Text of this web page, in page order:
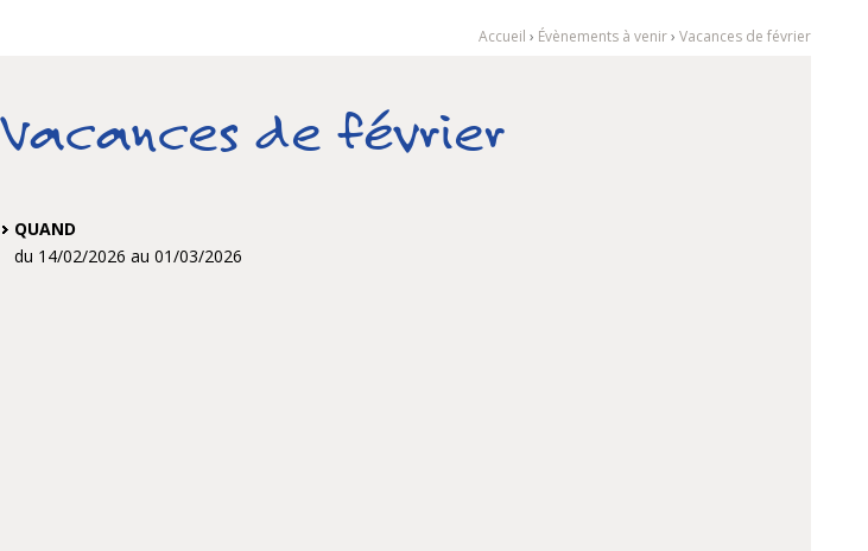
Accueil › Évènements à venir › Vacances de février
Vacances de février
QUAND
du 14/02/2026 au 01/03/2026